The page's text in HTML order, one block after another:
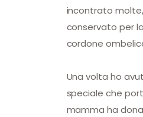
incontrato
conservato per
cordone
Una volta ho
speciale che
mamma ha